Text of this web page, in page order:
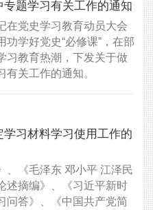
题学习有关工作的通知
在党史学习教育动员大会
功学好党史“必修课”，在部
习教育热潮，下发关于做
关工作的通知。
习材料学习使用工作的
、《毛泽东 邓小平 江泽民
述摘编》、《习近平新时
问答》、《中国共产党简